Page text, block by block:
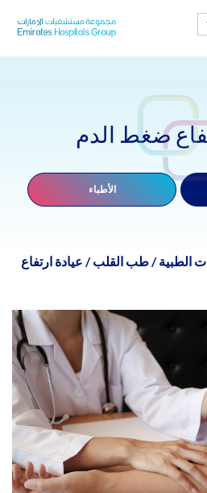
ضغط الدم
الأطباء
الطبية /طب القلب / عيادة ارتفاع